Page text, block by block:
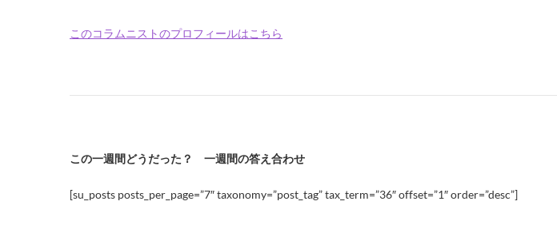
このコラムニストのプロフィールはこちら
この一週間どうだった？ 一週間の答え合わせ
[su_posts posts_per_page=”7″ taxonomy=”post_tag” tax_term=”36″ offset=”1″ order=”desc”]